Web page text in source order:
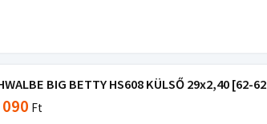
BIG BETTY HS608 KÜLSŐ 29x2,40 [62-
Ft